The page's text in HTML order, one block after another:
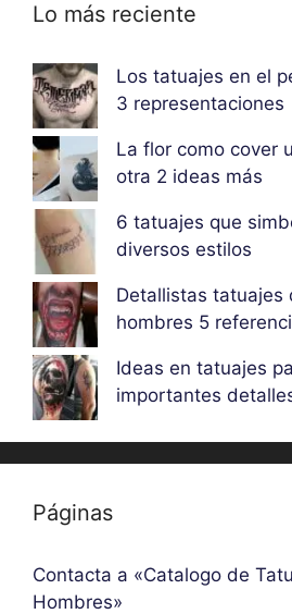
Lo más reciente
Los tatuajes en el
3 representaciones
La flor como cover
otra 2 ideas más
6 tatuajes que
diversos estilos
Detallistas tatuajes
hombres 5
Ideas en tatuajes
importantes
Páginas
Contacta a «Catalogo de
Hombres»